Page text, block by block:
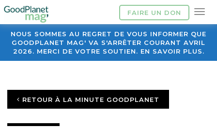
FAIRE UN DON
NOUS SOMMES AU REGRET DE VOUS INFORMER QUE
GOODPLANET MAG' VA S'ARRÊTER COURANT AVRIL
2026. MERCI DE VOTRE SOUTIEN. EN SAVOIR PLUS.
RETOUR À LA MINUTE GOODPLANET